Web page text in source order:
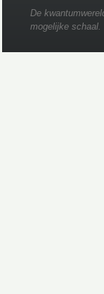
De
mogelijke schaal.